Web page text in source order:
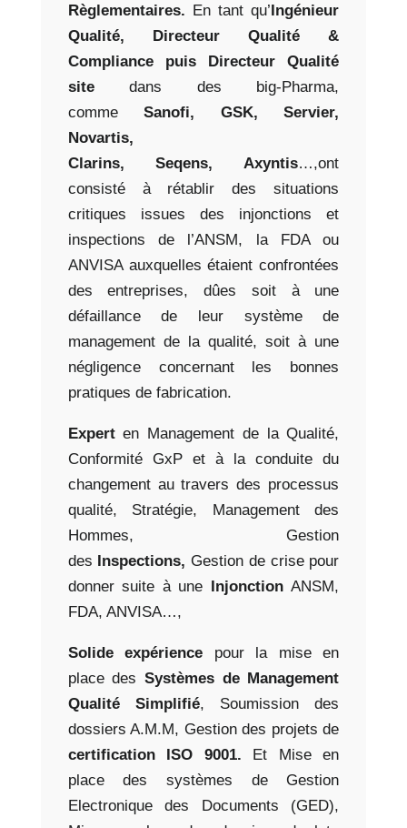
Règlementaires. En tant qu’Ingénieur
Qualité, Directeur Qualité &
Compliance puis Directeur Qualité
sitedans des big-Pharma,
commeSanofi, GSK, Servier,
Novartis,
Clarins, Seqens, Axyntis…,ont
consisté à rétablir dessituations
critiques issues des injonctions et
inspections de l’ANSM, la FDA ou
ANVISA auxquelles étaientconfrontées
des entreprises, dûes soit à une
défaillance de leur système de
management de la qualité, soit à une
négligence concernant les bonnes
pratiques de fabrication.
Experten Management de la Qualité,
Conformité GxP et à la conduite du
changement au travers des processus
qualité, Stratégie, Management des
Hommes, Gestion
des Inspections, Gestion de crise pour
donner suite à une InjonctionANSM,
FDA, ANVISA…,
Solide expérience pour la mise en
place des Systèmes de Management
Qualité Simplifié, Soumission des
dossiers A.M.M, Gestion des projets de
certification ISO 9001. Et Mise en
place des systèmes de Gestion
Electronique des Documents (GED),